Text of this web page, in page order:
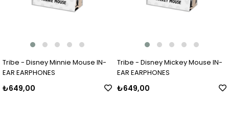
Tribe - Disney Minnie Mouse IN-
EAR EARPHONES
₺649,00
Tribe - Disney Mickey Mouse IN-
EAR EARPHONES
₺649,00